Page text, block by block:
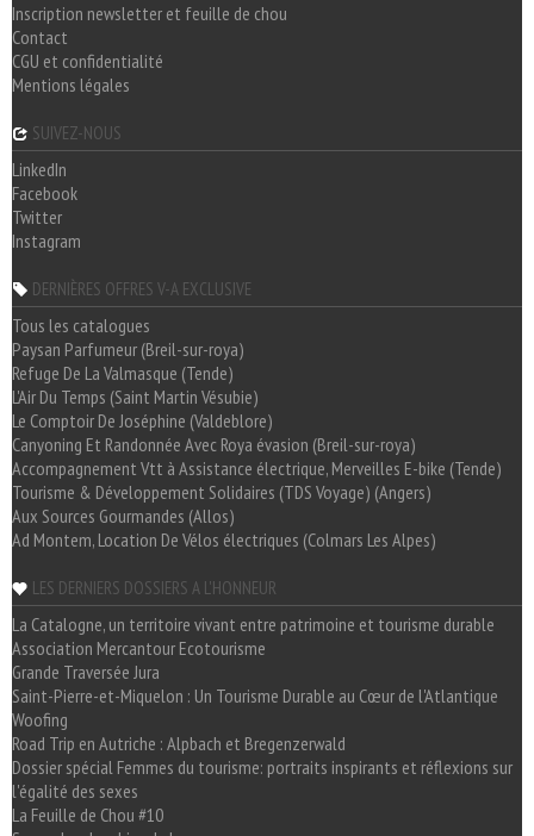
Inscription newsletter et feuille de chou
Contact
CGU et confidentialité
Mentions légales
SUIVEZ-NOUS
LinkedIn
Facebook
Twitter
Instagram
DERNIÈRES OFFRES V-A EXCLUSIVE
Tous les catalogues
Paysan Parfumeur (Breil-sur-roya)
Refuge De La Valmasque (Tende)
L'Air Du Temps (Saint Martin Vésubie)
Le Comptoir De Joséphine (Valdeblore)
Canyoning Et Randonnée Avec Roya évasion (Breil-sur-roya)
Accompagnement Vtt à Assistance électrique, Merveilles E-bike (Tende)
Tourisme & Développement Solidaires (TDS Voyage) (Angers)
Aux Sources Gourmandes (Allos)
Ad Montem, Location De Vélos électriques (Colmars Les Alpes)
LES DERNIERS DOSSIERS A L'HONNEUR
La Catalogne, un territoire vivant entre patrimoine et tourisme durable
Association Mercantour Ecotourisme
Grande Traversée Jura
Saint-Pierre-et-Miquelon : Un Tourisme Durable au Cœur de l'Atlantique
Woofing
Road Trip en Autriche : Alpbach et Bregenzerwald
Dossier spécial Femmes du tourisme: portraits inspirants et réflexions sur
l'égalité des sexes
La Feuille de Chou #10